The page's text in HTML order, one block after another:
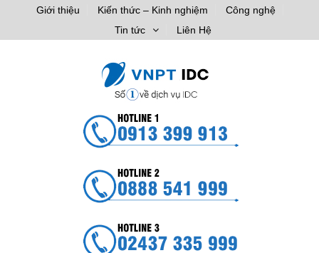
Giới thiệu Kiến thức – Kinh nghiệm
Công nghệ
Tin tức
Liên Hệ